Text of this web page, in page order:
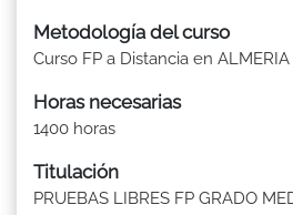
Metodología del curso
Curso FP a Distancia en ALMERIA
Horas necesarias
1400 horas
Titulación
PRUEBAS LIBRES FP GRADO